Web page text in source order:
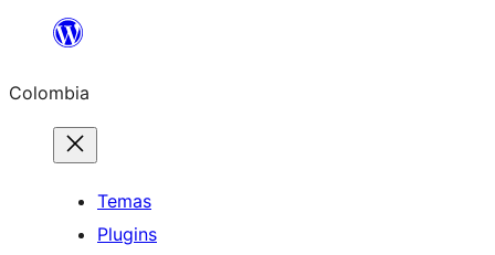
Saltar
contenido
Colombia
Temas
Plugins